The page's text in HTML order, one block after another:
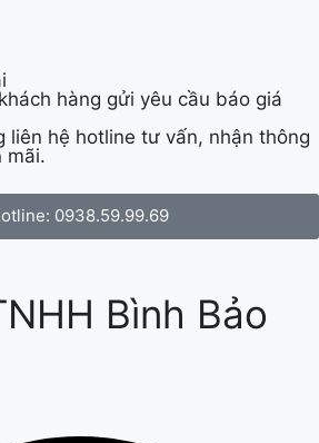
hàng gửi yêu cầu báo giá
liên hệ hotline tư vấn, nhận thông
mãi.
0938.59.99.69
Bình Bảo